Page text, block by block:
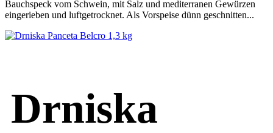
Bauchspeck vom Schwein, mit Salz und mediterranen Gewürzen
eingerieben und luftgetrocknet. Als Vorspeise dünn geschnitten...
Drniska